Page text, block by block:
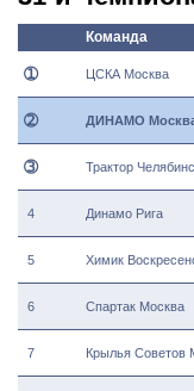
Команда
➀ ЦСКА Москва
➁ ДИНАМО
➂ Трактор
4 Динамо Рига
5 Химик
6 Спартак Москва
7 Крылья Советов